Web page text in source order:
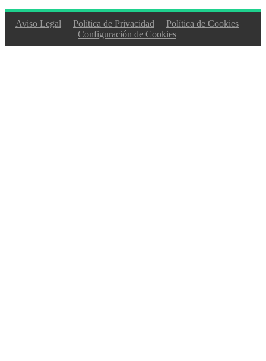
Aviso Legal Política de Privacidad
Política de Cookies
Configuración de Cookies